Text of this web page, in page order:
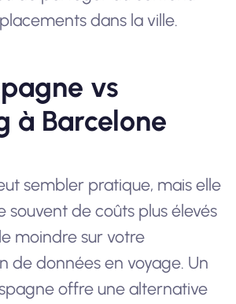
dans la ville.
vs
à Barcelone
sembler pratique, mais elle
souvent de coûts plus élevés
moindre sur votre
de données en voyage. Un
offre une alternative